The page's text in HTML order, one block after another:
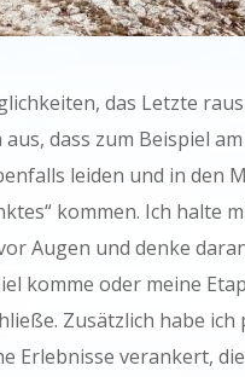
das Letzte
aus, dass zum Beispiel
leiden und in den
kommen. Ich halte
Augen und denke
komme oder meine
Zusätzlich habe ich
Erlebnisse verankert,